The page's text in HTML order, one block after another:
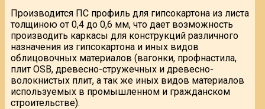
Производится ПС профиль для гипсокартона из листа
толщиною от 0,4 до 0,6 мм, что дает возможность
производить каркасы для конструкций различного
назначения из гипсокартона и иных видов
облицовочных материалов (вагонки, профнастила,
плит OSB, древесно-стружечных и древесно-
волокнистых плит, а так же иных видов материалов
используемых в промышленном и гражданском
строительстве).